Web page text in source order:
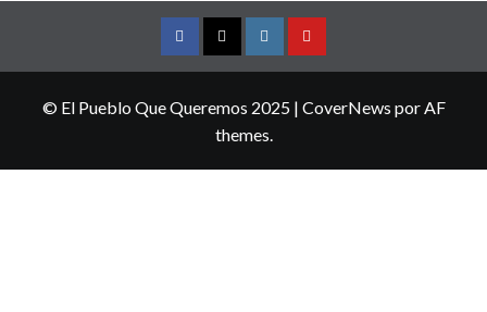
FacebookTwitterInstagramYouTube
© El Pueblo Que Queremos 2025 | CoverNews por AF
themes.